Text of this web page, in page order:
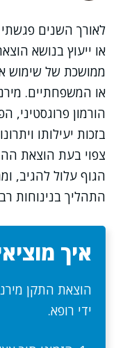
לאורך השנים
או ייעוץ בנושא
ממושכת של שימוש
או המשפחתיים.
הורמון פרוגסטיני,
בזכות יעילותו
צפוי בעת הוצאת
הגוף עלול להגיב,
התהליך בנינוחות
איך
הוצאת התקן
ידי רופא.